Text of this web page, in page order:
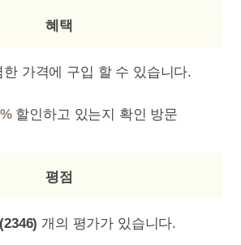
혜택
한 가격에 구입 할 수 있습니다.
할인하고 있는지 확인 방문
평점
(2346) 개의 평가가 있습니다.